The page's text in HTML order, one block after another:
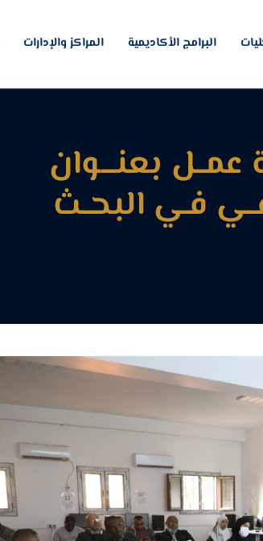
البرامج الأكاديمية المراكز والإدارات
بعنـــوان
فـي البحــث